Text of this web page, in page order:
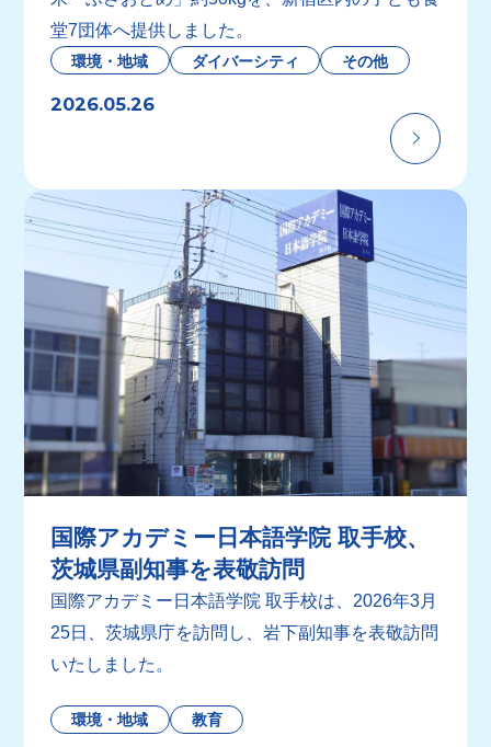
堂7団体へ提供しました。
環境・地域 ダイバーシティ その他
2026.05.26
国際アカデミー日本語学院 取手校、
茨城県副知事を表敬訪問
国際アカデミー日本語学院 取手校は、2026年3月
25日、茨城県庁を訪問し、岩下副知事を表敬訪問
いたしました。
環境・地域 教育